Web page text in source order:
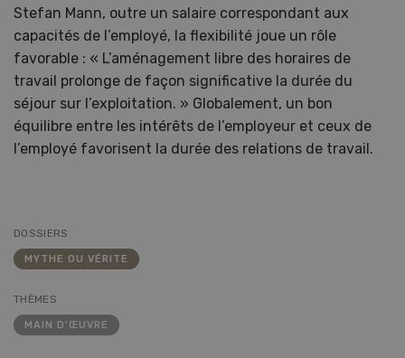
Stefan Mann, outre un salaire correspondant aux
capacités de l’employé, la flexibilité joue un rôle
favorable : « L’aménagement libre des horaires de
travail prolonge de façon significative la durée du
séjour sur l’exploitation. » Globalement, un bon
équilibre entre les intérêts de l’employeur et ceux de
l’employé favorisent la durée des relations de travail.
DOSSIERS
MYTHE OU VÉRITE
THÈMES
MAIN D'ŒUVRE